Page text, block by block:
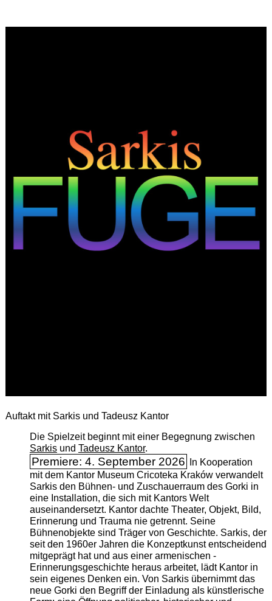
Auftakt mit Sarkis und Tadeusz Kantor
Die Spielzeit beginnt mit einer Begegnung zwischen
Sarkisund Tadeusz Kantor.
Premiere: 4. September 2026
In Kooperation
mit dem Kantor Museum Cricoteka Kraków verwandelt
Sarkis den Bühnen- und Zuschauerraum des Gorki in
eine Installation, die sich mit Kantors Welt
auseinandersetzt. Kantor dachte Theater, Objekt, Bild,
Erinnerung und Trauma nie getrennt. Seine
Bühnenobjekte sind Träger von Geschichte. Sarkis, der
seit den 1960er Jahren die Konzeptkunst entscheidend
mitgeprägt hat und aus einer armenischen ­
Erinnerungsgeschichte heraus arbeitet, lädt Kantor in
sein eigenes Denken ein. Von Sarkis übernimmt das
neue Gorki den Begriff der Einladung als künstlerische